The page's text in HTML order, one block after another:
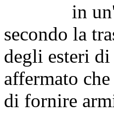
in
secondo la
degli esteri
affermato
di fornire